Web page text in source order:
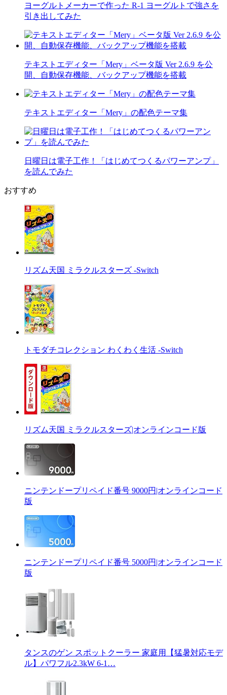
ヨーグルトメーカーで作った R-1 ヨーグルトで強さを
引き出してみた
テキストエディター「Mery」ベータ版 Ver 2.6.9 を公
開、自動保存機能、バックアップ機能を搭載
テキストエディター「Mery」の配色テーマ集
日曜日は電子工作！「はじめてつくるパワーアンプ」
を読んでみた
おすすめ
リズム天国 ミラクルスターズ -Switch
トモダチコレクション わくわく生活 -Switch
リズム天国 ミラクルスターズ|オンラインコード版
ニンテンドープリペイド番号 9000円|オンラインコード
版
ニンテンドープリペイド番号 5000円|オンラインコード
版
タンスのゲン スポットクーラー 家庭用【猛暑対応モデ
ル】パワフル2.3kW 6-1…